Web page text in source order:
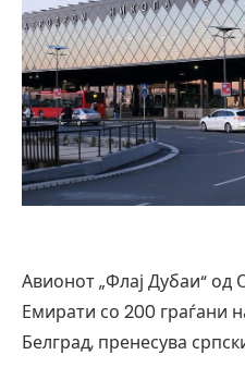
Авионот „Флај Дубаи“ од
Емирати со 200 граѓани
Белград, пренесува